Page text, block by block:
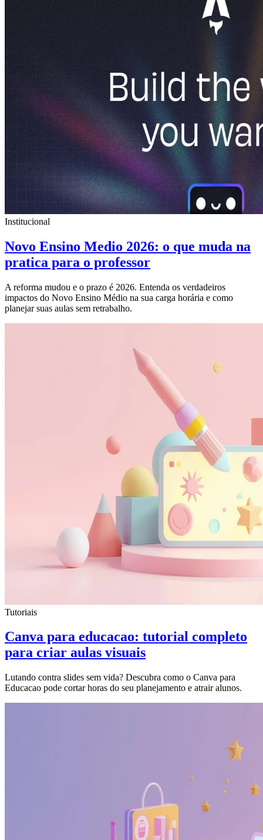
Institucional
Novo Ensino Medio 2026: o que muda na
pratica para o professor
A reforma mudou e o prazo é 2026. Entenda os verdadeiros
impactos do Novo Ensino Médio na sua carga horária e como
planejar suas aulas sem retrabalho.
Tutoriais
Canva para educacao: tutorial completo
para criar aulas visuais
Lutando contra slides sem vida? Descubra como o Canva para
Educacao pode cortar horas do seu planejamento e atrair alunos.